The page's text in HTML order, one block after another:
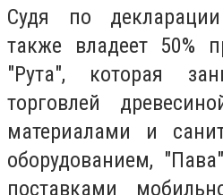
Судя по
также владеет 50%
"Рута", которая
торговлей
материалами и
оборудованием,
поставками